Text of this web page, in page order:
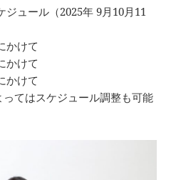
ジュール（2025年 9月10月11
かけて
かけて
かけて
てはスケジュール調整も可能